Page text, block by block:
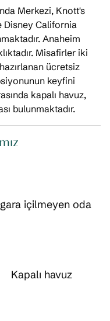
Merkezi, Knott's
Disney California
Anaheim
Misafirler iki
ücretsiz
keyfini
kapalı havuz,
bulunmaktadır.
içilmeyen oda
Kapalı havuz